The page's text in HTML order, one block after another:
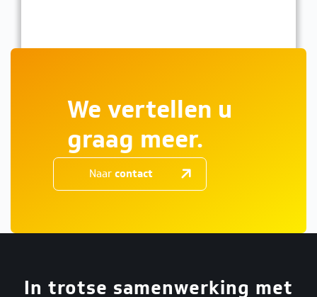
We vertellen u
graag meer.
Naarcontact
In trotse samenwerking met